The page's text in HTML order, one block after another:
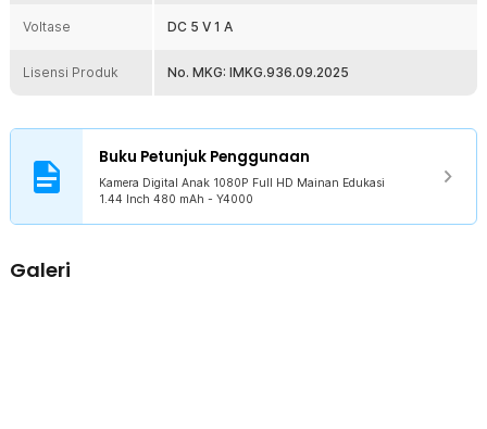
Voltase DC 5 V 1 A
Lisensi Produk No. MKG: IMKG.936.09.2025
Buku Petunjuk Penggunaan
Kamera Digital Anak 1080P Full HD Mainan Edukasi
1.44 Inch 480 mAh - Y4000
Galeri